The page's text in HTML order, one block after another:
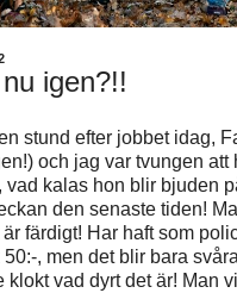
igen?!!
stund efter jobbet idag,
och jag var tvungen att
vad kalas hon blir bjuden
den senaste tiden!
färdigt! Har haft som
, men det blir bara
klokt vad dyrt det är! Man